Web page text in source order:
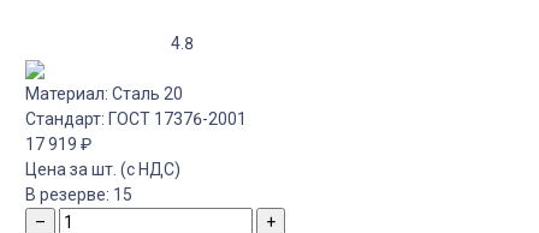
4.8
Материал: Сталь 20
Стандарт: ГОСТ 17376-2001
17 919 ₽
Цена за шт. (с НДС)
В резерве: 15
–
+